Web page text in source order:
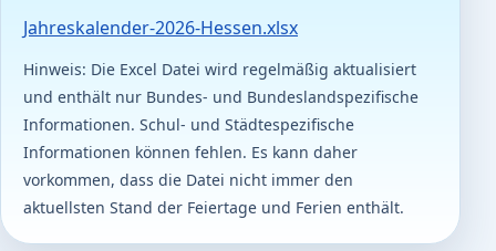
Jahreskalender-2026-Hessen.xlsx
Hinweis: Die Excel Datei wird regelmäßig aktualisiert
und enthält nur Bundes- und Bundeslandspezifische
Informationen. Schul- und Städtespezifische
Informationen können fehlen. Es kann daher
vorkommen, dass die Datei nicht immer den
aktuellsten Stand der Feiertage und Ferien enthält.